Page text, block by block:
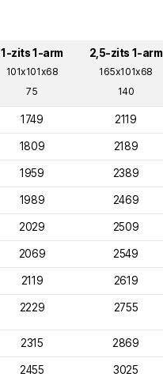
1-zits 1-arm 2,5-zits 1-arm
101x101x68 165x101x68
75 140
1749 2119
1809 2189
1959 2389
1989 2469
2029 2509
2069 2549
2119 2619
2229 2755
2315 2869
2455 3025